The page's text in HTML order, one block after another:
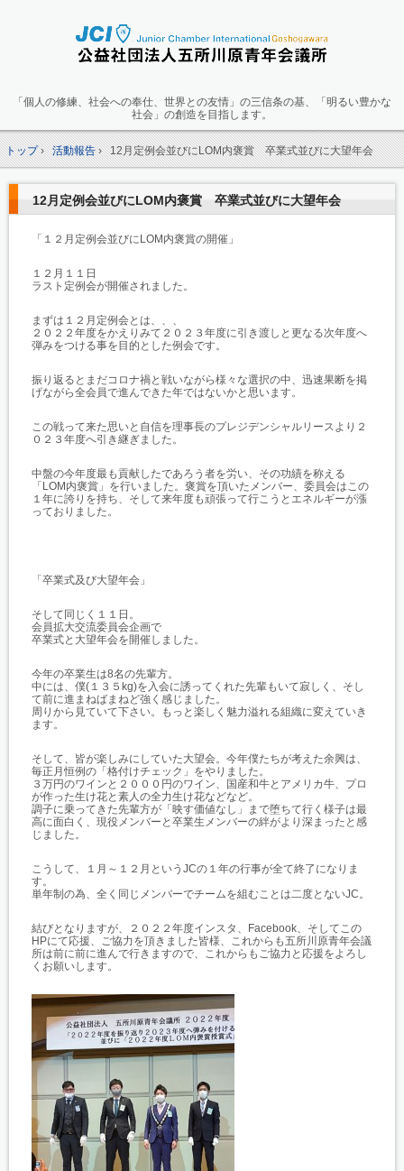
「個人の修練、社会への奉仕、世界との友情」の三信条の基、「明るい豊かな
社会」の創造を目指します。
トップ› 活動報告› 12月定例会並びにLOM内褒賞 卒業式並びに大望年会
12月定例会並びにLOM内褒賞 卒業式並びに大望年会
「１２月定例会並びにLOM内褒賞の開催」
１２月１１日
ラスト定例会が開催されました。
まずは１２月定例会とは、、、
２０２２年度をかえりみて２０２３年度に引き渡しと更なる次年度へ
弾みをつける事を目的とした例会です。
振り返るとまだコロナ禍と戦いながら様々な選択の中、迅速果断を掲
げながら全会員で進んできた年ではないかと思います。
この戦って来た思いと自信を理事長のプレジデンシャルリースより２
０２３年度へ引き継ぎました。
中盤の今年度最も貢献したであろう者を労い、その功績を称える
「LOM内褒賞」を行いました。褒賞を頂いたメンバー、委員会はこの
１年に誇りを持ち、そして来年度も頑張って行こうとエネルギーが漲
っておりました。
「卒業式及び大望年会」
そして同じく１１日。
会員拡大交流委員会企画で
卒業式と大望年会を開催しました。
今年の卒業生は8名の先輩方。
中には、僕(１３５kg)を入会に誘ってくれた先輩もいて寂しく、そし
て前に進まねばまねど強く感じました。
周りから見ていて下さい。もっと楽しく魅力溢れる組織に変えていき
ます。
そして、皆が楽しみにしていた大望会。今年僕たちが考えた余興は、
毎正月恒例の「格付けチェック」をやりました。
３万円のワインと２０００円のワイン、国産和牛とアメリカ牛、プロ
が作った生け花と素人の全力生け花などなど。
調子に乗ってきた先輩方が「映す価値なし」まで堕ちて行く様子は最
高に面白く、現役メンバーと卒業生メンバーの絆がより深まったと感
じました。
こうして、１月～１２月というJCの１年の行事が全て終了になりま
す。
単年制の為、全く同じメンバーでチームを組むことは二度とないJC。
結びとなりますが、２０２２年度インスタ、Facebook、そしてこの
HPにて応援、ご協力を頂きました皆様、これからも五所川原青年会議
所は前に前に進んで行きますので、これからもご協力と応援をよろし
くお願いします。